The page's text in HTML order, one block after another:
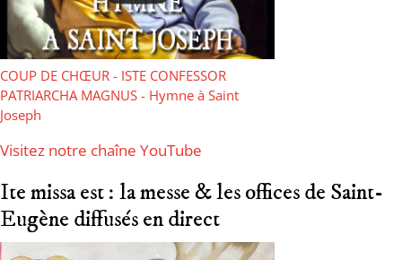
COUP DE CHŒUR - ISTE CONFESSOR
PATRIARCHA MAGNUS - Hymne à Saint
Joseph
Visitez notre chaîne YouTube
Ite missa est : la messe & les offices de Saint-
Eugène diffusés en direct